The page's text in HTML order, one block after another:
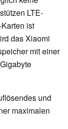
LTE-
ist
das Xiaomi
mit einer
und
maximalen